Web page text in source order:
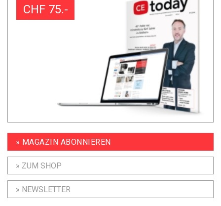
CHF 75.-
» MAGAZIN ABONNIEREN
» ZUM SHOP
» NEWSLETTER